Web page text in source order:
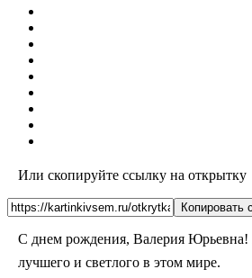
Или скопируйте ссылку на открытку
Копировать
С днем рождения, Валерия Юрьевна!
лучшего и светлого в этом мире.